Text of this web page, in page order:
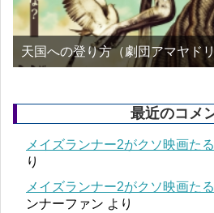
天国への登り方（劇団アマヤド
最近のコメ
メイズランナー2がクソ映画た
り
メイズランナー2がクソ映画た
ンナーファン より